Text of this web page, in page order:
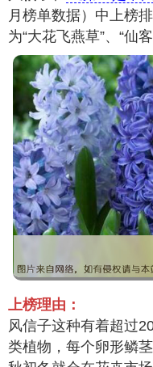
月榜单数据）中上榜
为“大花飞燕草”、“仙客
上榜理由：
风信子这种有着超过
类植物，每个卵形鳞